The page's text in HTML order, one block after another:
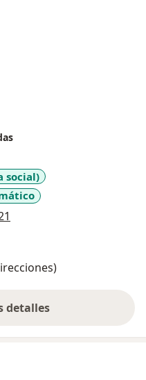
social)
detalles
la experiencia